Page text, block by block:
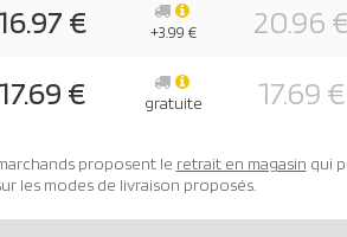
€ 20.96
+3.99 €
17.69 € 17.69 €
gratuite
proposent le retrait en magasin qui
les modes de livraison proposés.